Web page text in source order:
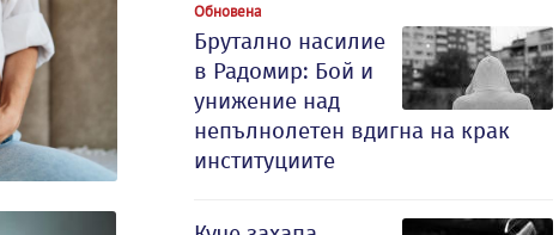
Обновена
Брутално насилие
в Радомир: Бой и
унижение над
непълнолетен вдигна на крак
институциите